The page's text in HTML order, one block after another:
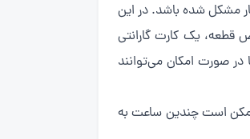
مشکل شده باشد. در این
یک کارت گارانتی
صورت امکان می‌توانند
است چندین ساعت به